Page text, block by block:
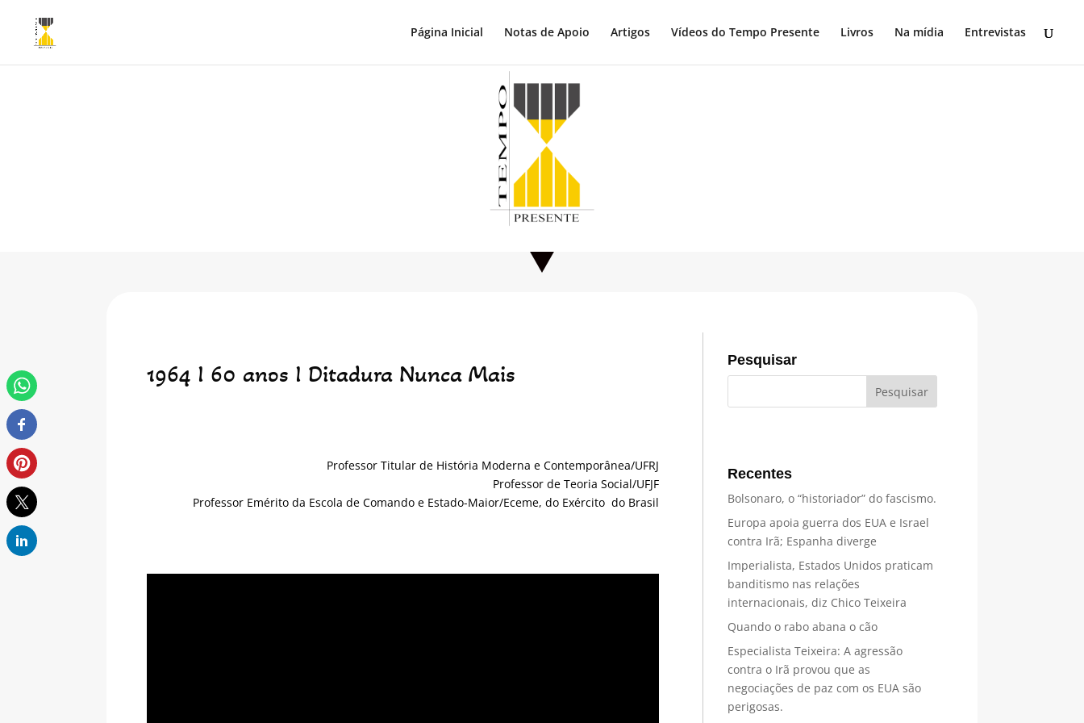
Página Inicial Notas de Apoio Artigos Vídeos do Tempo Presente Livros Na mídia Entrevistas
1964 I 60 anos I Ditadura Nunca Mais
Professor Titular de História Moderna e Contemporânea/UFRJ
Professor de Teoria Social/UFJF
Professor Emérito da Escola de Comando e Estado-Maior/Eceme, do Exército do Brasil
Pesquisar
Recentes
Bolsonaro, o “historiador” do fascismo.
Europa apoia guerra dos EUA e Israel
contra Irã; Espanha diverge
Imperialista, Estados Unidos praticam
banditismo nas relações
internacionais, diz Chico Teixeira
Quando o rabo abana o cão
Especialista Teixeira: A agressão
contra o Irã provou que as
negociações de paz com os EUA são
perigosas.